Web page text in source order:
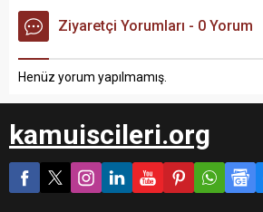
Ziyaretçi Yorumları - 0 Yorum
Henüz yorum yapılmamış.
kamuiscileri.org